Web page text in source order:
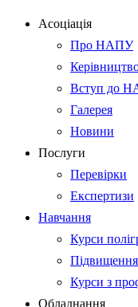
Асоціація
Про НАПУ
Вступ до
Галерея
Новини
Послуги
Перевірки
Експертизи
Навчання
Курси
Підвищення
Курси з
Обладнання